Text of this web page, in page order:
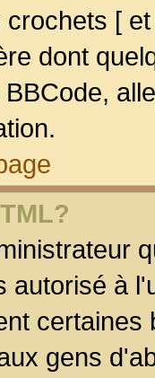
[
dont
autorisé à
gens